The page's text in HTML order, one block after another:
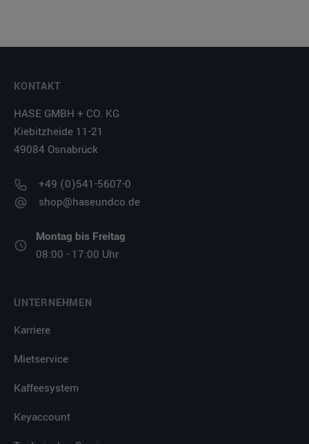
KONTAKT
HASE GMBH + CO. KG
Kiebitzheide 11-21
49084 Osnabrück
+49 (0)541-5607-0
shop@haseundco.de
Montag bis Freitag
08:00 - 17:00 Uhr
UNTERNEHMEN
Karriere
Mietservice
Kaffeesystem
Keyaccount